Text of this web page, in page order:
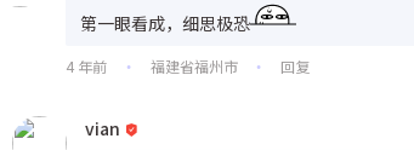
第一眼看成，细思极恐
4 年前 • 福建省福州市 • 回复
vian